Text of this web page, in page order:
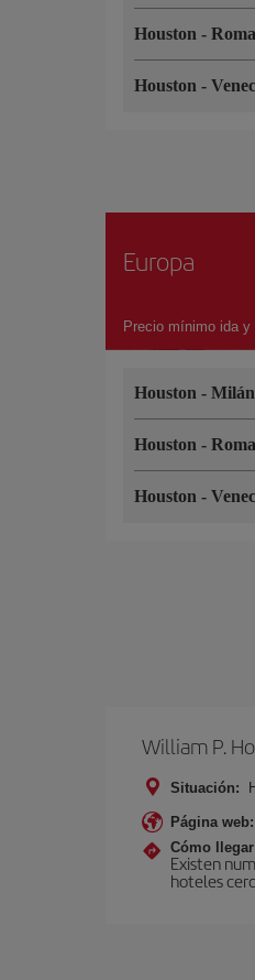
Houston - Roma
Houston -
Europa
Precio mínimo ida y
Houston - Milán
Houston - Roma
Houston -
William P.
Situación:
Página web:
Cómo
Existen
hoteles